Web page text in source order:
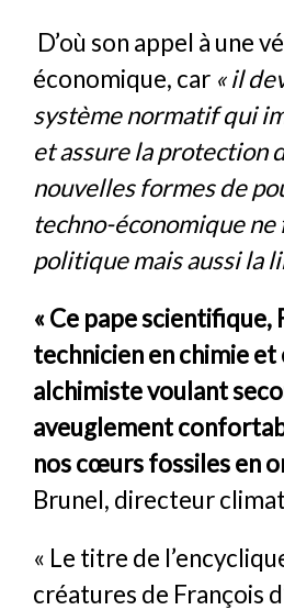
D’où son appel à une
économique, car « il
système normatif qui
et assure la protection
nouvelles formes de
techno-économique
politique mais aussi la
« Ce pape
technicien en chimie
alchimiste voulant
aveuglement
nos cœurs fossiles en
Brunel, directeur
« Le titre de
créatures de François